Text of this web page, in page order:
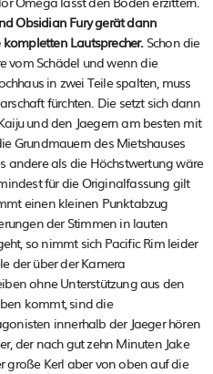
Obsidian Fury gerät dann
Lautsprecher.Schon die
vom Schädel und wenn die
in zwei Teile spalten, muss
fürchten. Die setzt sich dann
und den Jaegern am besten mit
Grundmauern des Mietshauses
andere als die Höchstwertung wäre
für die Originalfassung gilt
einen kleinen Punktabzug
der Stimmen in lauten
so nimmt sich Pacific Rim leider
der über der Kamera
ohne Unterstützung aus den
kommt, sind die
innerhalb der Jaeger hören
der nach gut zehn Minuten Jake
große Kerl aber von oben auf die